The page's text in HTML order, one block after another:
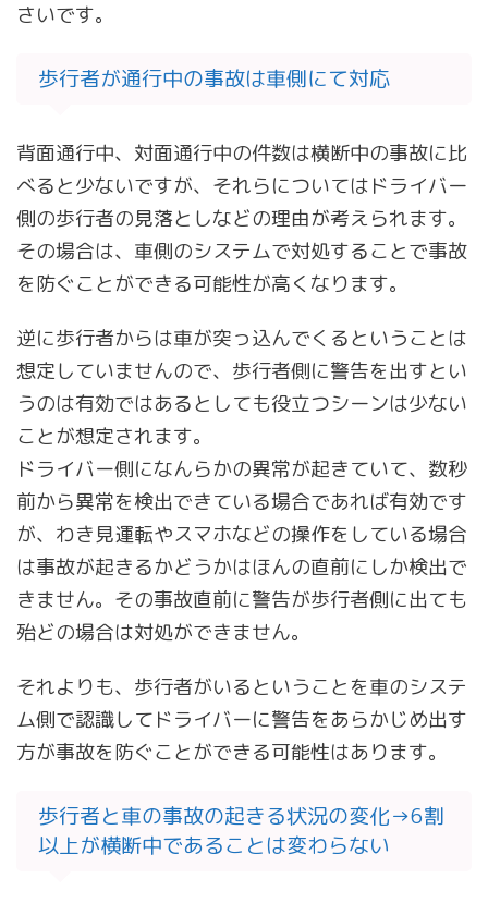
さいです。
歩行者が通行中の事故は車側にて対応
背面通行中、対面通行中の件数は横断中の事故に比
べると少ないですが、それらについてはドライバー
側の歩行者の見落としなどの理由が考えられます。
その場合は、車側のシステムで対処することで事故
を防ぐことができる可能性が高くなります。
逆に歩行者からは車が突っ込んでくるということは
想定していませんので、歩行者側に警告を出すとい
うのは有効ではあるとしても役立つシーンは少ない
ことが想定されます。
ドライバー側になんらかの異常が起きていて、数秒
前から異常を検出できている場合であれば有効です
が、わき見運転やスマホなどの操作をしている場合
は事故が起きるかどうかはほんの直前にしか検出で
きません。その事故直前に警告が歩行者側に出ても
殆どの場合は対処ができません。
それよりも、歩行者がいるということを車のシステ
ム側で認識してドライバーに警告をあらかじめ出す
方が事故を防ぐことができる可能性はあります。
歩行者と車の事故の起きる状況の変化→6割
以上が横断中であることは変わらない